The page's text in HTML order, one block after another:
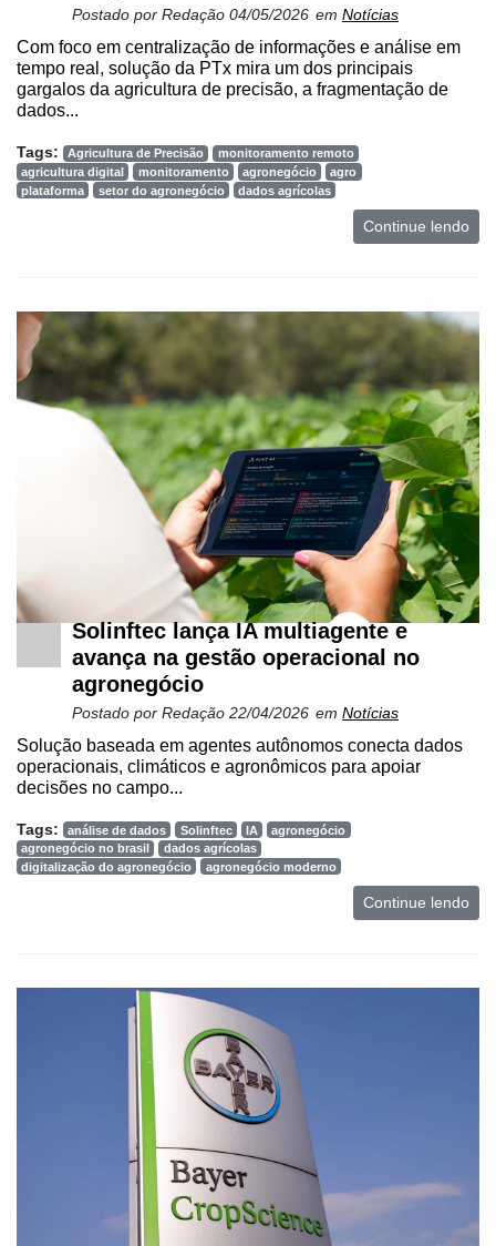
Minha
conta
Destaque
Mercado
Troca
de
Cadeira
Postado por Redação 04/05/2026 em Notícias
Com foco em centralização de informações e análise em
tempo real, solução da PTx mira um dos principais
gargalos da agricultura de precisão, a fragmentação de
dados...
Tags: Agricultura de Precisão
monitoramento remoto
agricultura digital
monitoramento agronegócio
agro
plataforma
setor do agronegócio dados agrícolas
Continue lendo
Solinftec lança IA multiagente e
avança na gestão operacional no
agronegócio
Postado por Redação 22/04/2026 em Notícias
Solução baseada em agentes autônomos conecta dados
operacionais, climáticos e agronômicos para apoiar
decisões no campo...
Tags: análise de dados Solinftec IA
agronegócio
agronegócio no brasil
dados agrícolas
digitalização do agronegócio
agronegócio moderno
Continue lendo